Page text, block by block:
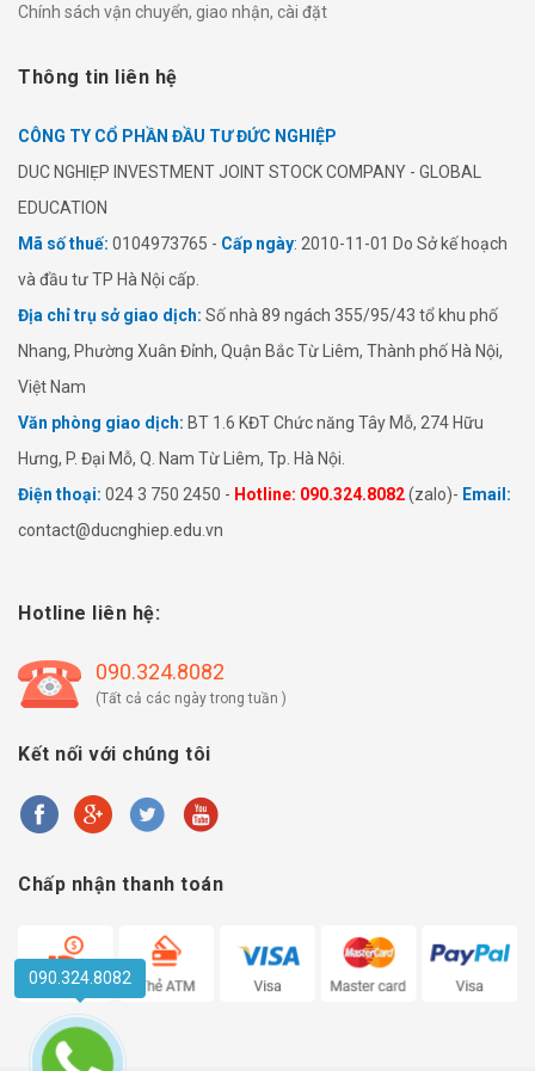
Chính sách vận chuyển, giao nhận, cài đặt
Thông tin liên hệ
CÔNG TY CỔ PHẦN ĐẦU TƯ ĐỨC NGHIỆP
​​DUC NGHIẸP INVESTMENT JOINT STOCK COMPANY - GLOBAL
EDUCATION
Mã số thuế: 0104973765 - Cấp ngày: 2010-11-01 Do Sở kế hoạch
và đầu tư TP Hà Nội cấp.
Địa chỉ trụ sở giao dịch: Số nhà 89 ngách 355/95/43 tổ khu phố
Nhang, Phường Xuân Đỉnh, Quận Bắc Từ Liêm, Thành phố Hà Nội,
Việt Nam
Văn phòng giao dịch: BT 1.6 KĐT Chức năng Tây Mỗ, 274 Hữu
Hưng, P. Đại Mỗ, Q. Nam Từ Liêm, Tp. Hà Nội.
Điện thoại: 024 3 750 2450 - Hotline: 090.324.8082(zalo)- Email:
contact@ducnghiep.edu.vn
Hotline liên hệ:
090.324.8082
(Tất cả các ngày trong tuần )
Kết nối với chúng tôi
Chấp nhận thanh toán
090.324.8082